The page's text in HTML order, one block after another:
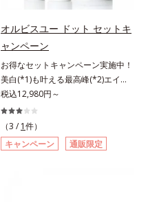
そこでオルビスユー ドットシリー
ズは美容成分(*8)として「G.D.F.ア
クティベーター(*9)」を配合。そし
て、従来から配合している美白(*1)
有効成分「トラネキサム酸」を配合
しました。さらに、シリーズ共通の
美容成分「GLルートブースター
(*10)」を配合することで、肌のふ
っくら感や透明感を叶えます。美白
ケアしながら多角的なエイジングケ
アが叶うシリーズに。3ステップで
オルビスユー ドット セットキ
ャンペーン
お得なセットキャンペーン実施中！
美白(*1)も叶える最高峰(*2)エイジ
ングケア(*3)。ハリも透明感(*4)も
結果主義。年齢サイン(*5)の因子に
着目した肌科学エイジングケア(*3)
シリーズ。オルビスユー ドットシ
リーズは、年齢による肌悩み一つ一
税込12,980円～
（3 / 1件）
キャンペーン
通販限定